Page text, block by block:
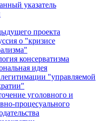
указатель
проекта
о "кризисе
консерватизма
идея
"управляемой
уголовного и
процесуального